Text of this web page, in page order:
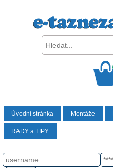
Úvodní stránka Montáže
RADY a TIPY